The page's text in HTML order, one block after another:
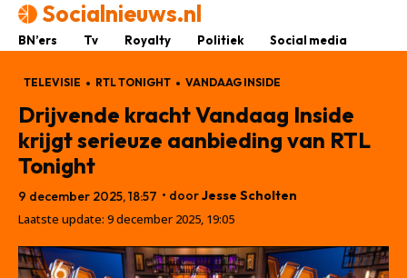
Socialnieuws.nl
BN’ers Tv Royalty Politiek Social media
TELEVISIE RTL TONIGHT VANDAAG INSIDE
Drijvende kracht Vandaag Inside
krijgt serieuze aanbieding van RTL
Tonight
9 december 2025, 18:57 • doorJesse Scholten
Laatste update: 9 december 2025, 19:05